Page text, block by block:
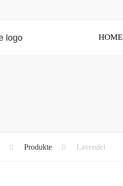
HOME
Produkte Lavendel